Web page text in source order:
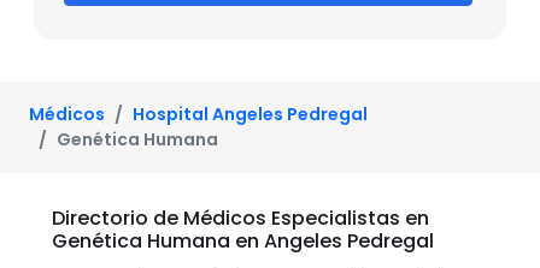
Médicos
Hospital Angeles Pedregal
Genética Humana
Directorio de Médicos Especialistas en
Genética Humana en Angeles Pedregal